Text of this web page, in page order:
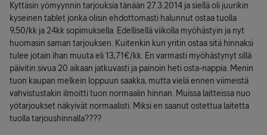
Kyttäsin yömyynnin tarjouksia tänään 27.3.2014 ja siellä oli juurikin
kyseinen tablet jonka olisin ehdottomasti halunnut ostaa tuolla
9,50/kk ja 24kk sopimuksella. Edellisellä viikolla myöhästyin ja nyt
huomasin saman tarjouksen. Kuitenkin kun yritin ostaa sitä hinnaksi
tulee jotain ihan muuta eli 13,71€/kk. En varmasti myöhästynyt sillä
päivitin sivua 20 aikaan jatkuvasti ja painoin heti osta-nappia. Menin
tuon kaupan melkein loppuun saakka, mutta vielä ennen viimeistä
vahvistustakin ilmoitti tuon normaalin hinnan. Muissa laitteissa nuo
yötarjoukset näkyivät normaalisti. Miksi en saanut ostettua laitetta
tuolla tarjoushinnalla????